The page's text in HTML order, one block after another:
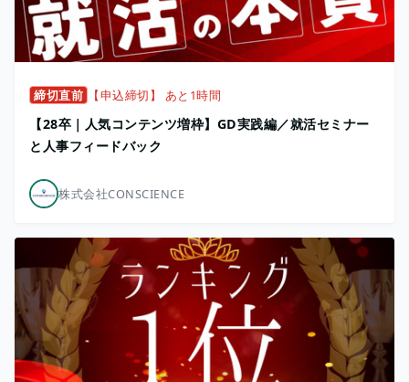
締切直前 【申込締切】 あと1時間
【28卒｜人気コンテンツ増枠】GD実践編／就活セミナー
と人事フィードバック
株式会社CONSCIENCE